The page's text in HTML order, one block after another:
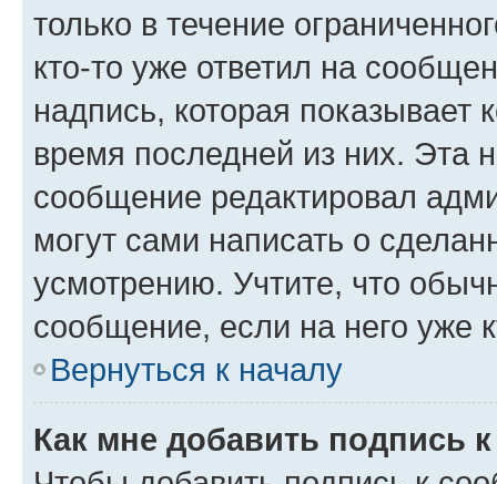
только в течение
кто-то уже ответил на
надпись, которая показывает
время последней из них. Эта
сообщение редактировал
могут сами написать о
усмотрению. Учтите, что
сообщение, если на него уже
Вернуться к началу
Как мне добавить подпись